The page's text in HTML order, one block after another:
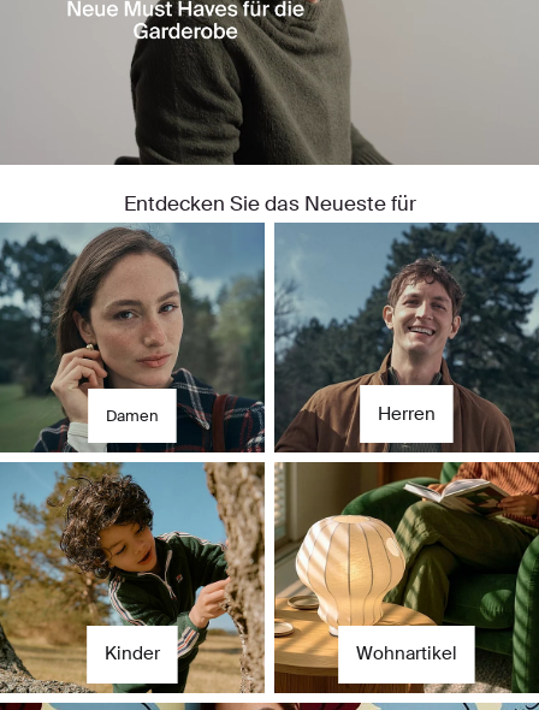
Für sie
Für ihn
Entdecken Sie das Neueste für
Damen Herren
Kinder Wohnartikel